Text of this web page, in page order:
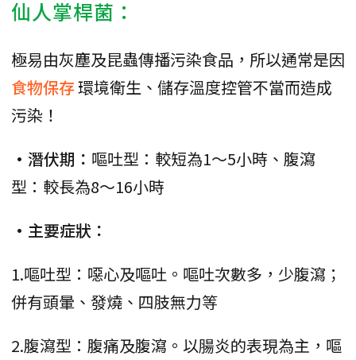
仙人掌桿菌：
極易由灰塵及昆蟲傳播污染食品，所以通常是因
食物保存環境衛生、儲存溫度控管不當而造成
污染！
•潛伏期： 嘔吐型：較短為1～5小時、腹瀉
型：較長為8～16小時
•主要症狀：
1.嘔吐型：噁心及嘔吐。嘔吐次數多，少腹瀉；
併有頭暈、發燒、四肢無力等
2.腹瀉型：腹痛及腹瀉。以腸炎的表現為主，嘔